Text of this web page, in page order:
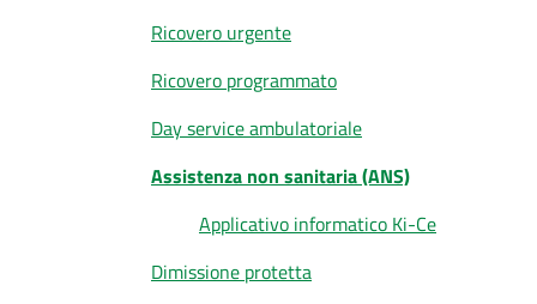
Ricovero urgente
Ricovero programmato
Day service ambulatoriale
Assistenza non sanitaria (ANS)
Applicativo informatico Ki-Ce
Dimissione protetta